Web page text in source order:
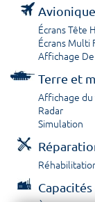
Avionique
Écrans Tête
Écrans Multi
Affichage
Terre et
Affichage du
Radar
Simulation
Capacités